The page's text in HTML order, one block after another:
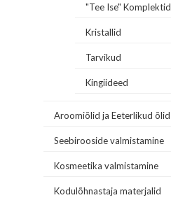
"Tee Ise" Komplektid
Kristallid
Tarvikud
Kingiideed
Aroomiõlid ja Eeterlikud õlid
Seebirooside valmistamine
Kosmeetika valmistamine
Kodulõhnastaja materjalid